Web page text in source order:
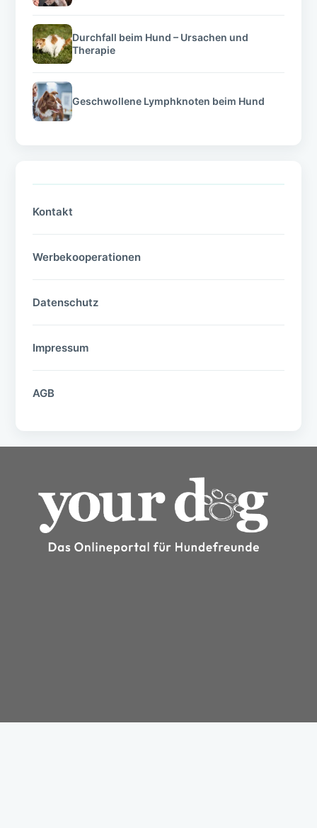
Durchfall beim Hund – Ursachen und
Therapie
Geschwollene Lymphknoten beim Hund
Kontakt
Werbekooperationen
Datenschutz
Impressum
AGB